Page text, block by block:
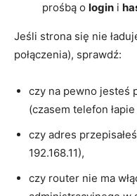
prośbą o login i
Jeśli strona się nie
połączenia), sprawdź:
czy na pewno jesteś
(czasem telefon
czy adres
192.168.11),
czy router nie ma